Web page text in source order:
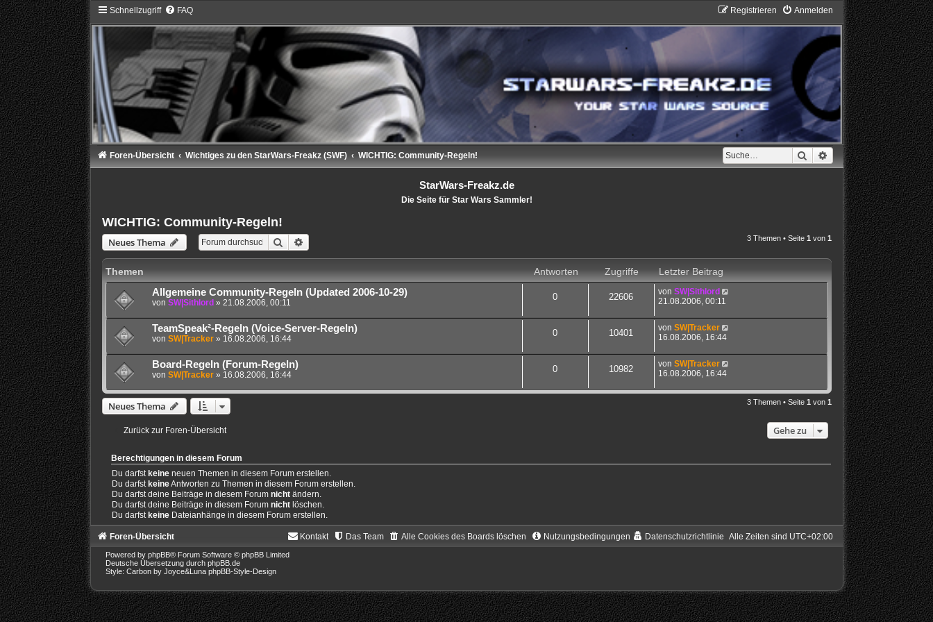
Schnellzugriff FAQ Anmelden
Registrieren
Suche Erweiterte Suche
Foren-Übersicht Wichtiges zu den StarWars-Freakz (SWF) WICHTIG: Community-Regeln!
StarWars-Freakz.de
Die Seite für Star Wars Sammler!
WICHTIG: Community-Regeln!
Neues Thema Suche 3 Themen • Seite 1 von 1
Themen Antworten Zugriffe
Letzter Beitrag
Allgemeine Community-Regeln (Updated 2006-10-29)
von SW|Sithlord » 21.08.2006, 00:11
0 22606 von SW|Sithlord
21.08.2006, 00:11
TeamSpeak²-Regeln (Voice-Server-Regeln)
von SW|Tracker» 16.08.2006, 16:44
0 10401 von SW|Tracker
16.08.2006, 16:44
Board-Regeln (Forum-Regeln)
von SW|Tracker» 16.08.2006, 16:44
0 10982 von SW|Tracker
16.08.2006, 16:44
Neues Thema 3 Themen • Seite 1 von 1
Zurück zur Foren-Übersicht Gehe zu
Berechtigungen in diesem Forum
Du darfst keineneuen Themen in diesem Forum erstellen.
Du darfst keineAntworten zu Themen in diesem Forum erstellen.
Du darfst deine Beiträge in diesem Forum nichtändern.
Du darfst deine Beiträge in diesem Forum nichtlöschen.
Du darfst keineDateianhänge in diesem Forum erstellen.
Foren-Übersicht Alle Zeiten sind UTC+02:00
Nutzungsbedingungen Datenschutzrichtlinie
Alle Cookies des Boards löschen
Das Team
Kontakt
Powered by phpBB® Forum Software © phpBB Limited
Deutsche Übersetzung durch phpBB.de
Style: Carbon by Joyce&Luna phpBB-Style-Design